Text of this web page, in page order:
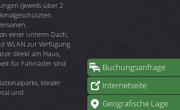
Buchungsanfrage
Internetseite
Geografische Lage
(jeweils über 2
einer unterm Dach,
WLAN zur Verfügung.
direkt am Haus,
für Fahrräder sind
idealer
und